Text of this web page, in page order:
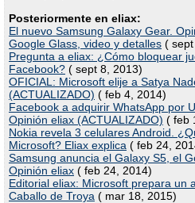
Posteriormente en eliax:
El nuevo Samsung Galaxy Gear.
Google Glass, video y detalles (
Pregunta a eliax: ¿Cómo bloquear
Facebook? ( sept 8, 2013)
OFICIAL: Microsoft elije a Satya
(ACTUALIZADO) ( feb 4, 2014)
Facebook a adquirir WhatsApp por
Opinión eliax (ACTUALIZADO) ( feb
Nokia revela 3 celulares Android.
Microsoft? Eliax explica ( feb 24,
Samsung anuncia el Galaxy S5, el
Opinión eliax ( feb 24, 2014)
Editorial eliax: Microsoft prepara un
Caballo de Troya ( mar 18, 2015)